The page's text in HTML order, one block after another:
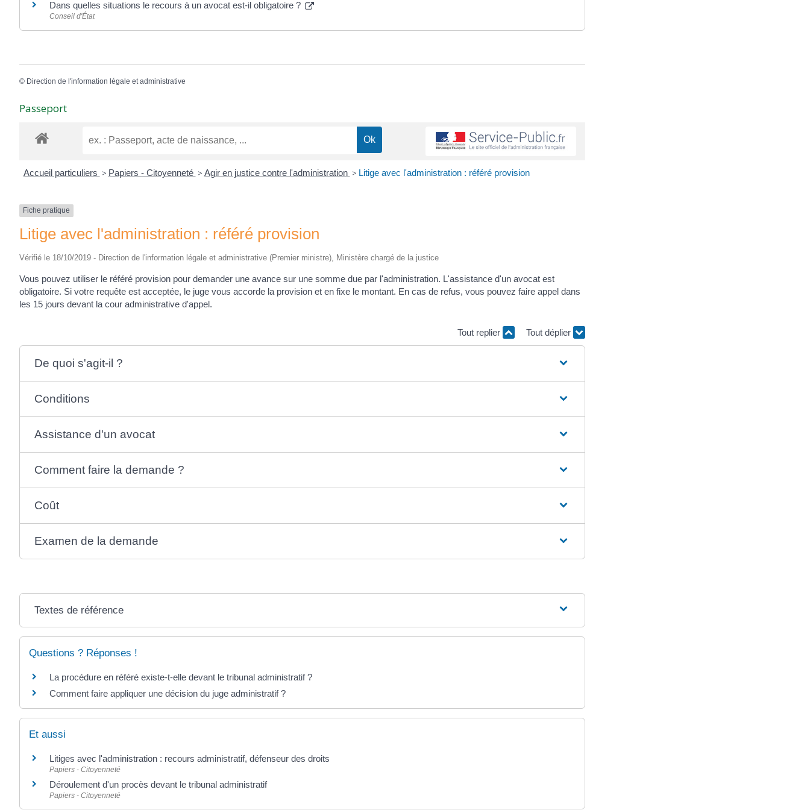
Dans quelles situations le recours à un avocat est-il obligatoire ?
Conseil d'État
© Direction de l'information légale et administrative
Passeport
Accueil particuliers > Papiers - Citoyenneté > Agir en justice contre l'administration > Litige avec l'administration : référé provision
Fiche pratique
Litige avec l'administration : référé provision
Vérifié le 18/10/2019 - Direction de l'information légale et administrative (Premier ministre), Ministère chargé de la justice
Vous pouvez utiliser le référé provision pour demander une avance sur une somme due par l'administration. L'assistance d'un avocat est
obligatoire. Si votre requête est acceptée, le juge vous accorde la provision et en fixe le montant. En cas de refus, vous pouvez faire appel dans
les 15 jours devant la cour administrative d'appel.
Tout replier Tout déplier
De quoi s'agit-il ?
Conditions
Assistance d'un avocat
Comment faire la demande ?
Coût
Examen de la demande
Textes de référence
Questions ? Réponses !
La procédure en référé existe-t-elle devant le tribunal administratif ?
Comment faire appliquer une décision du juge administratif ?
Et aussi
Litiges avec l'administration : recours administratif, défenseur des droits
Papiers - Citoyenneté
Déroulement d'un procès devant le tribunal administratif
Papiers - Citoyenneté